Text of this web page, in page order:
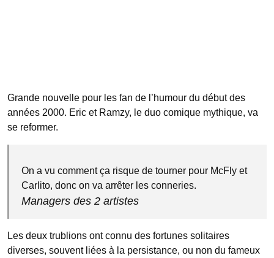
Grande nouvelle pour les fan de l’humour du début des
années 2000. Eric et Ramzy, le duo comique mythique, va
se reformer.
On a vu comment ça risque de tourner pour McFly et
Carlito, donc on va arrêter les conneries.
Managers des 2 artistes
Les deux trublions ont connu des fortunes solitaires
diverses, souvent liées à la persistance, ou non du fameux